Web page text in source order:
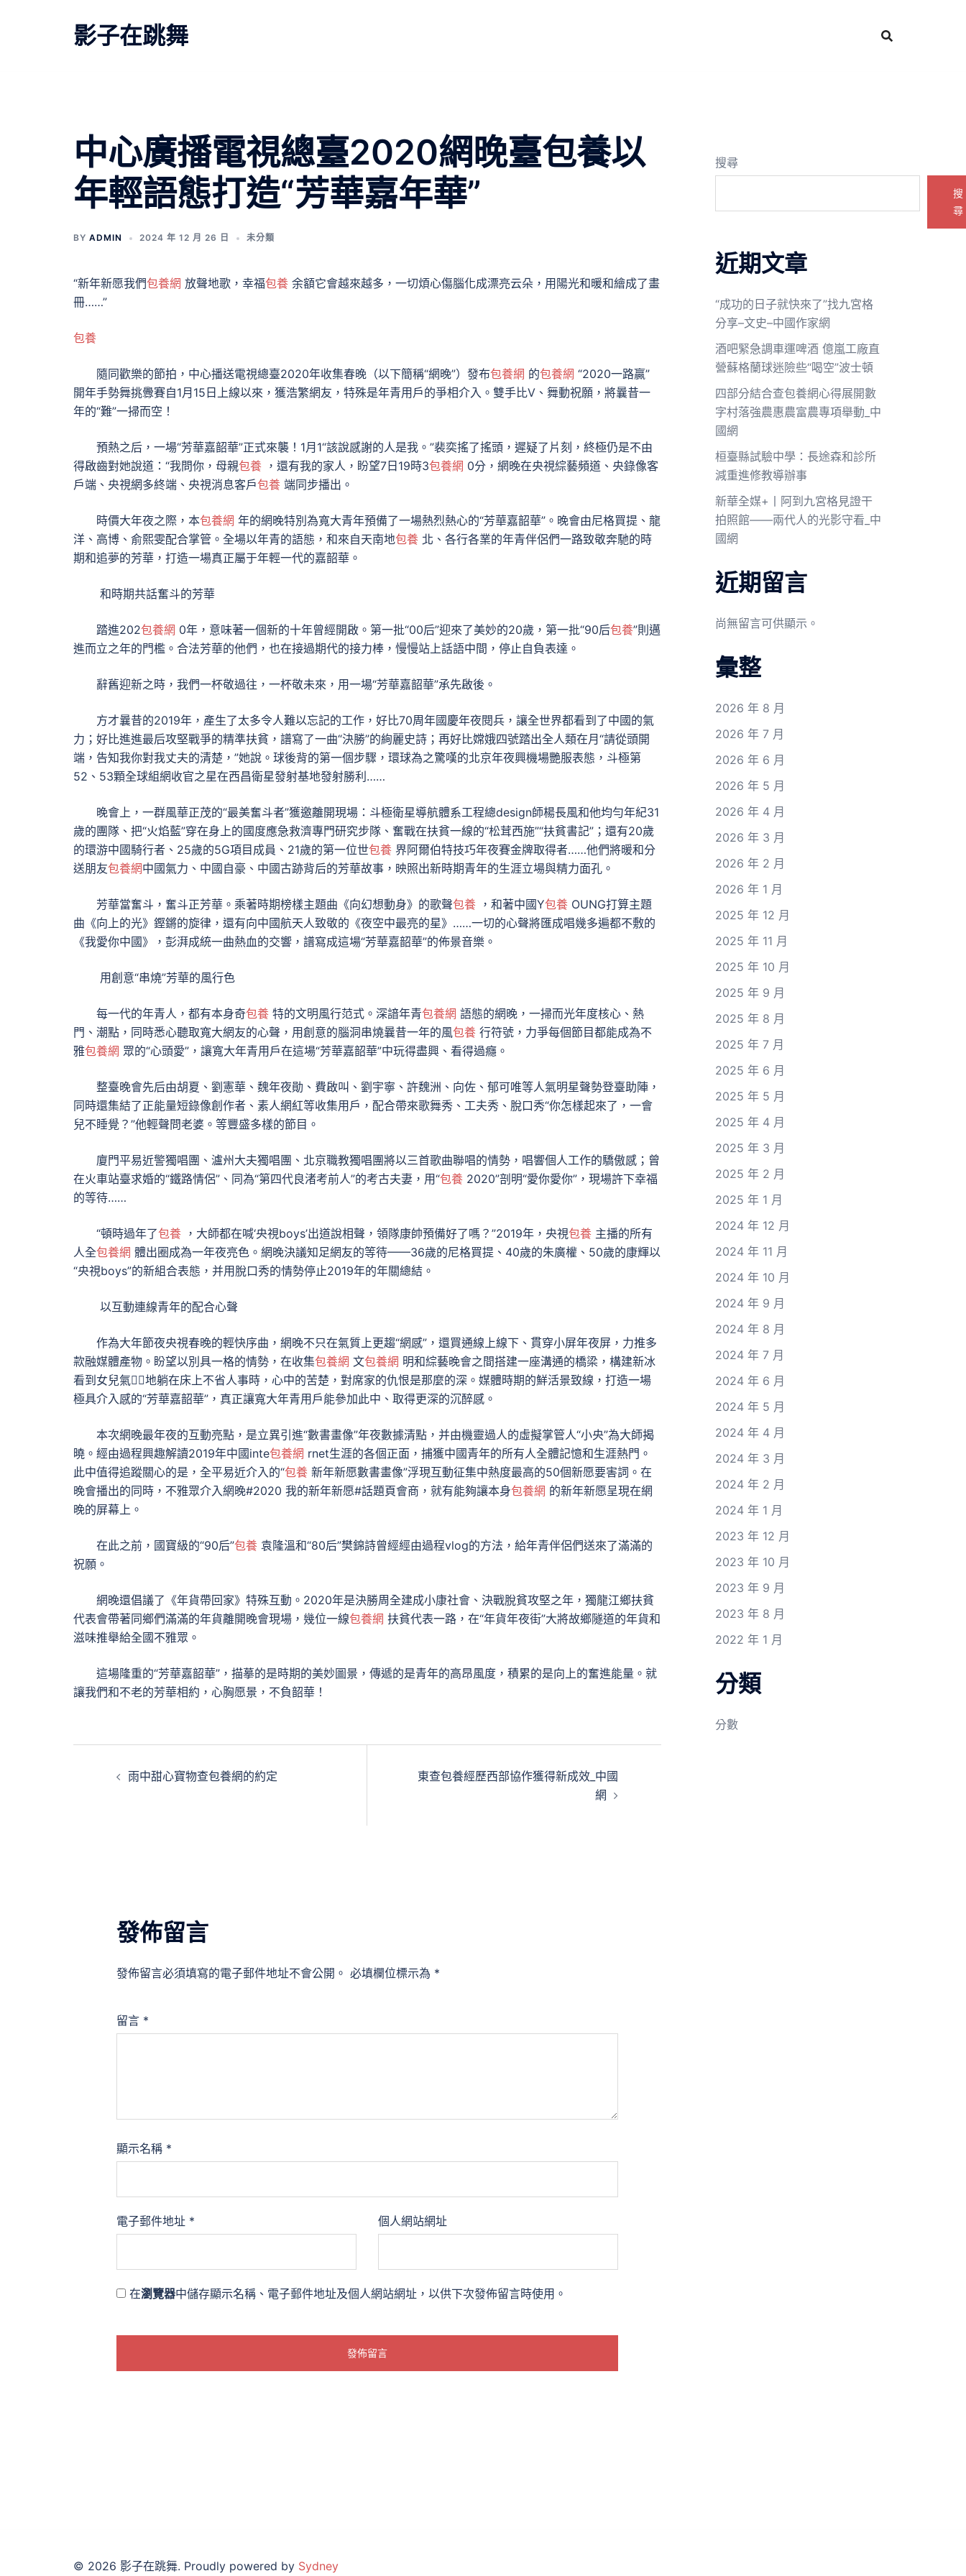
影子在跳舞
中心廣播電視總臺2020網晚臺包養以
年輕語態打造“芳華嘉年華”
BY ADMIN 2024 年 12 月 26 日 未分類
“新年新愿我們包養網 放聲地歌，幸福包養 余額它會越來越多，一切煩心傷腦化成漂亮云朵，用陽光和暖和繪成了畫
冊……”
包養
隨同歡樂的節拍，中心播送電視總臺2020年收集春晚（以下簡稱“網晚”）發布包養網 的包養網 “2020一路贏”
開年手勢舞挑釁賽自1月15日上線以來，獲浩繁網友，特殊是年青用戶的爭相介入。雙手比V、舞動祝願，將曩昔一
年的“難”一掃而空！
預熱之后，一場“芳華嘉韶華”正式來襲！1月1“該說感謝的人是我。”裴奕搖了搖頭，遲疑了片刻，終極仍是不由
得啟齒對她說道：“我問你，母親包養 ，還有我的家人，盼望7日19時3包養網 0分，網晚在央視綜藝頻道、央錄像客
戶端、央視網多終端、央視消息客戶包養 端同步播出。
時價大年夜之際，本包養網 年的網晚特別為寬大青年預備了一場熱烈熱心的“芳華嘉韶華”。晚會由尼格買提、龍
洋、高博、俞熙雯配合掌管。全場以年青的語態，和來自天南地包養 北、各行各業的年青伴侶們一路致敬奔馳的時
期和追夢的芳華，打造一場真正屬于年輕一代的嘉韶華。
和時期共話奮斗的芳華
踏進202包養網 0年，意味著一個新的十年曾經開啟。第一批“00后”迎來了美妙的20歲，第一批“90后包養”則邁
進而立之年的門檻。合法芳華的他們，也在接過期代的接力棒，慢慢站上話語中間，停止自負表達。
辭舊迎新之時，我們一杯敬過往，一杯敬未來，用一場“芳華嘉韶華”承先啟後。
方才曩昔的2019年，產生了太多令人難以忘記的工作，好比70周年國慶年夜閱兵，讓全世界都看到了中國的氣
力；好比進進最后攻堅戰爭的精準扶貧，譜寫了一曲“決勝”的絢麗史詩；再好比嫦娥四號踏出全人類在月“請從頭開
端，告知我你對我丈夫的清楚，”她說。球後背的第一個步驟，環球為之驚嘆的北京年夜興機場艷服表態，斗極第
52、53顆全球組網收官之星在西昌衛星發射基地發射勝利……
晚會上，一群風華正茂的“最美奮斗者”獲邀離開現場：斗極衛星導航體系工程總design師楊長風和他均勻年紀31
歲的團隊、把“火焰藍”穿在身上的國度應急救濟專門研究步隊、奮戰在扶貧一線的“松茸西施”“扶貧書記”；還有20歲
的環游中國騎行者、25歲的5G項目成員、21歲的第一位世包養 界阿爾伯特技巧年夜賽金牌取得者……他們將暖和分
送朋友包養網中國氣力、中國自豪、中國古跡背后的芳華故事，映照出新時期青年的生涯立場與精力面孔。
芳華當奮斗，奮斗正芳華。乘著時期榜樣主題曲《向幻想動身》的歌聲包養 ，和著中國Y包養 OUNG打算主題
曲《向上的光》鏗鏘的旋律，還有向中國航天人致敬的《夜空中最亮的星》……一切的心聲將匯成唱幾多遍都不敷的
《我愛你中國》，彭湃成統一曲熱血的交響，譜寫成這場“芳華嘉韶華”的佈景音樂。
用創意“串燒”芳華的風行色
每一代的年青人，都有本身奇包養 特的文明風行范式。深諳年青包養網 語態的網晚，一掃而光年度核心、熱
門、潮點，同時悉心聽取寬大網友的心聲，用創意的腦洞串燒曩昔一年的風包養 行符號，力爭每個節目都能成為不
雅包養網 眾的“心頭愛”，讓寬大年青用戶在這場“芳華嘉韶華”中玩得盡興、看得過癮。
整臺晚會先后由胡夏、劉憲華、魏年夜勛、費啟叫、劉宇寧、許魏洲、向佐、郁可唯等人氣明星聲勢登臺助陣，
同時還集結了正能量短錄像創作者、素人網紅等收集用戶，配合帶來歌舞秀、工夫秀、脫口秀“你怎樣起來了，一會
兒不睡覺？”他輕聲問老婆。等豐盛多樣的節目。
廈門平易近警獨唱團、瀘州大夫獨唱團、北京職教獨唱團將以三首歌曲聯唱的情勢，唱響個人工作的驕傲感；曾
在火車站臺求婚的“鐵路情侶”、同為“第四代良渚考前人”的考古夫妻，用“包養 2020”剖明“愛你愛你”，現場許下幸福
的等待……
“頓時過年了包養 ，大師都在喊‘央視boys’出道說相聲，領隊康帥預備好了嗎？”2019年，央視包養 主播的所有
人全包養網 體出圈成為一年夜亮色。網晚決議知足網友的等待——36歲的尼格買提、40歲的朱廣權、50歲的康輝以
“央視boys”的新組合表態，并用脫口秀的情勢停止2019年的年關總結。
以互動連線青年的配合心聲
作為大年節夜央視春晚的輕快序曲，網晚不只在氣質上更趨“網感”，還買通線上線下、貫穿小屏年夜屏，力推多
款融媒體產物。盼望以別具一格的情勢，在收集包養網 文包養網 明和綜藝晚會之間搭建一座溝通的橋梁，構建新冰
看到女兒氣地躺在床上不省人事時，心中的苦楚，對席家的仇恨是那麼的深。媒體時期的鮮活景致線，打造一場
極具介入感的“芳華嘉韶華”，真正讓寬大年青用戶能參加此中、取得更深的沉醉感。
本次網晚最年夜的互動亮點，是立異引進“數書畫像”年夜數據清點，并由機靈過人的虛擬掌管人“小央”為大師揭
曉。經由過程興趣解讀2019年中國inte包養網 rnet生涯的各個正面，捕獲中國青年的所有人全體記憶和生涯熱門。
此中值得追蹤關心的是，全平易近介入的“包養 新年新愿數書畫像”浮現互動征集中熱度最高的50個新愿要害詞。在
晚會播出的同時，不雅眾介入網晚#2020 我的新年新愿#話題頁會商，就有能夠讓本身包養網 的新年新愿呈現在網
晚的屏幕上。
在此之前，國寶級的“90后”包養 袁隆溫和“80后”樊錦詩曾經經由過程vlog的方法，給年青伴侶們送來了滿滿的
祝願。
網晚還倡議了《年貨帶回家》特殊互動。2020年是決勝周全建成小康社會、決戰脫貧攻堅之年，獨龍江鄉扶貧
代表會帶著同鄉們滿滿的年貨離開晚會現場，幾位一線包養網 扶貧代表一路，在“年貨年夜街”大將故鄉隧道的年貨和
滋味推舉給全國不雅眾。
這場隆重的“芳華嘉韶華”，描摹的是時期的美妙圖景，傳遞的是青年的高昂風度，積累的是向上的奮進能量。就
讓我們和不老的芳華相約，心胸愿景，不負韶華！
雨中甜心寶物查包養網的約定
東查包養經歷西部協作獲得新成效_中國
網
發佈留言
發佈留言必須填寫的電子郵件地址不會公開。 必填欄位標示為 *
留言 *
顯示名稱 *
電子郵件地址 * 個人網站網址
在瀏覽器中儲存顯示名稱、電子郵件地址及個人網站網址，以供下次發佈留言時使用。
搜尋
搜
尋
近期文章
“成功的日子就快來了”找九宮格
分享–文史–中國作家網
酒吧緊急調車運啤酒 億嵐工廠直
營蘇格蘭球迷險些“喝空”波士頓
四部分結合查包養網心得展開數
字村落強農惠農富農專項舉動_中
國網
桓臺縣試驗中學：長途森和診所
減重進修教導辦事
新華全媒+丨阿到九宮格見證干
拍照館——兩代人的光影守看_中
國網
近期留言
尚無留言可供顯示。
彙整
2026 年 8 月
2026 年 7 月
2026 年 6 月
2026 年 5 月
2026 年 4 月
2026 年 3 月
2026 年 2 月
2026 年 1 月
2025 年 12 月
2025 年 11 月
2025 年 10 月
2025 年 9 月
2025 年 8 月
2025 年 7 月
2025 年 6 月
2025 年 5 月
2025 年 4 月
2025 年 3 月
2025 年 2 月
2025 年 1 月
2024 年 12 月
2024 年 11 月
2024 年 10 月
2024 年 9 月
2024 年 8 月
2024 年 7 月
2024 年 6 月
2024 年 5 月
2024 年 4 月
2024 年 3 月
2024 年 2 月
2024 年 1 月
2023 年 12 月
2023 年 10 月
2023 年 9 月
2023 年 8 月
2022 年 1 月
分類
分數
© 2026 影子在跳舞. Proudly powered by Sydney